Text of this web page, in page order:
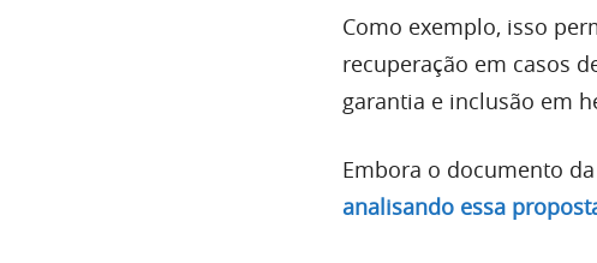
Como exemplo, isso
recuperação em casos
garantia e inclusão em
Embora o documento
analisando essa